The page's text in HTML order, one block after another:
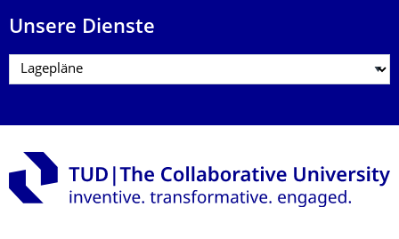
Unsere Dienste